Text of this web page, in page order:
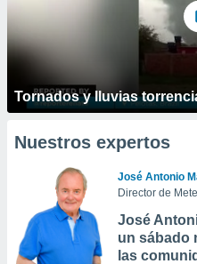
Tornados y lluvias
Nuestros expertos
José Antonio
Director de
José
un sábado
las